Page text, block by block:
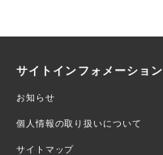
サイトインフォメーション
お知らせ
個人情報の取り扱いについて
サイトマップ